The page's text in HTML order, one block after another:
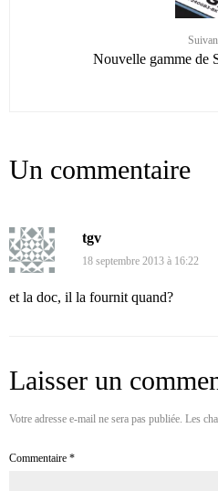
Nouvelle gamme de
Un commentaire
tgv
18 septembre 2013 à 16:22
et la doc, il la fournit quand?
Laisser un
Votre adresse e-mail ne sera pas publiée. Les
Commentaire *